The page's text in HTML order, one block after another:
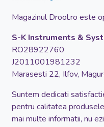
Magazinul Drool.ro este
S-K Instruments &
RO28922760
J2011001981232
Marasesti 22, Ilfov,
Suntem dedicati
pentru calitatea
mai multe informatii, nu